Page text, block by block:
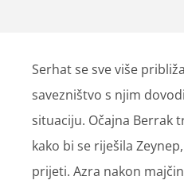
Serhat se sve više
savezništvo s njim
situaciju. Očajna Berrak
kako bi se riješila
prijeti. Azra nakon